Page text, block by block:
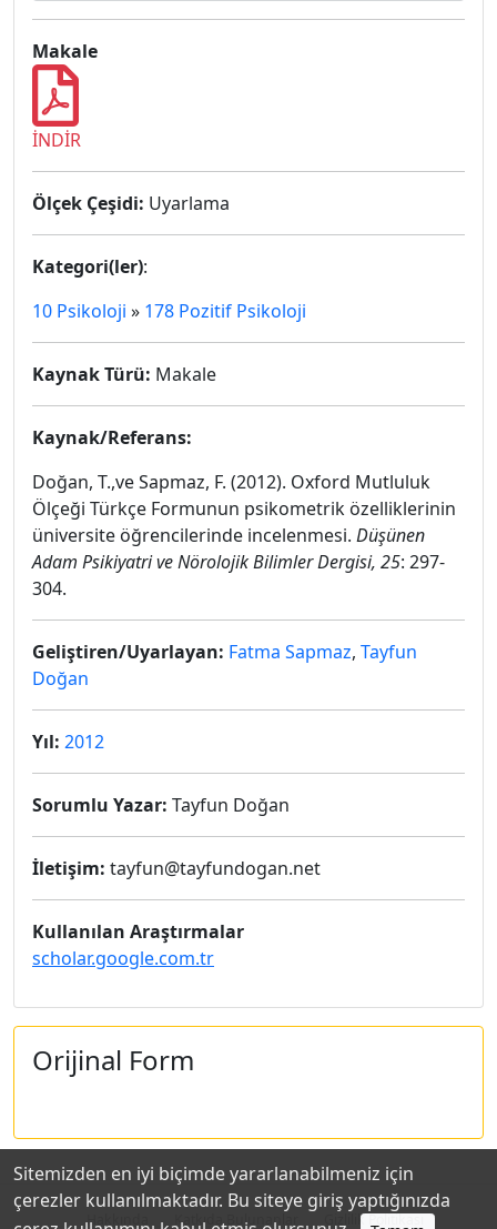
Makale
İNDİR
Ölçek Çeşidi: Uyarlama
Kategori(ler):
10 Psikoloji » 178 Pozitif Psikoloji
Kaynak Türü: Makale
Kaynak/Referans:
Doğan, T.,ve Sapmaz, F. (2012). Oxford Mutluluk
Ölçeği Türkçe Formunun psikometrik özelliklerinin
üniversite öğrencilerinde incelenmesi. Düşünen
Adam Psikiyatri ve Nörolojik Bilimler Dergisi, 25: 297-
304.
Geliştiren/Uyarlayan: Fatma Sapmaz, Tayfun
Doğan
Yıl: 2012
Sorumlu Yazar: Tayfun Doğan
İletişim: tayfun@tayfundogan.net
Kullanılan Araştırmalar
scholar.google.com.tr
Orijinal Form
Hakkında Katkıda Bulunanlar Gizlilik Politikası
Sitemizden en iyi biçimde yararlanabilmeniz için
çerezler kullanılmaktadır. Bu siteye giriş yaptığınızda